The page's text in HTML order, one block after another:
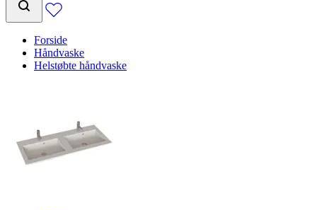
Forside
Håndvaske
Helstøbte håndvaske